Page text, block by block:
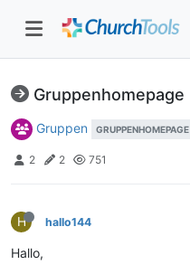
Gruppenhomepage
Gruppen GRUPPENHOMEPAGE
2 2 751
H hallo144
Hallo,